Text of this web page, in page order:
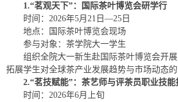
1.“茗观天下”：国际茶叶博览会研学行
时间：2026年5月21日—25日
地点：国际茶叶博览会现场
参与对象：茶学院大一学生
组织全院大一新生赴国际茶叶博览会开展
拓展学生对全球茶产业发展趋势与市场动态的
2.“茗技赋能”：茶艺师与评茶员职业技能
时间：2026年6月上旬